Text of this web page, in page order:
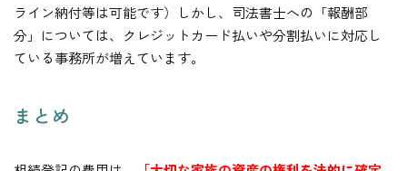
ライン納付等は可能です）しかし、司法書士への「報酬部
分」については、クレジットカード払いや分割払いに対応し
ている事務所が増えています。
まとめ